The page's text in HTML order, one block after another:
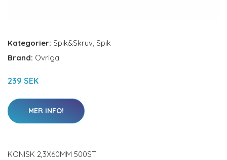
Kategorier: Spik&Skruv, Spik
Brand: Övriga
239 SEK
MER INFO!
KONISK 2,3X60MM 500ST